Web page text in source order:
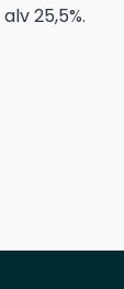
25,5%.